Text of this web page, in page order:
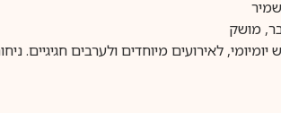
מושק
לאירועים מיוחדים ולערבים